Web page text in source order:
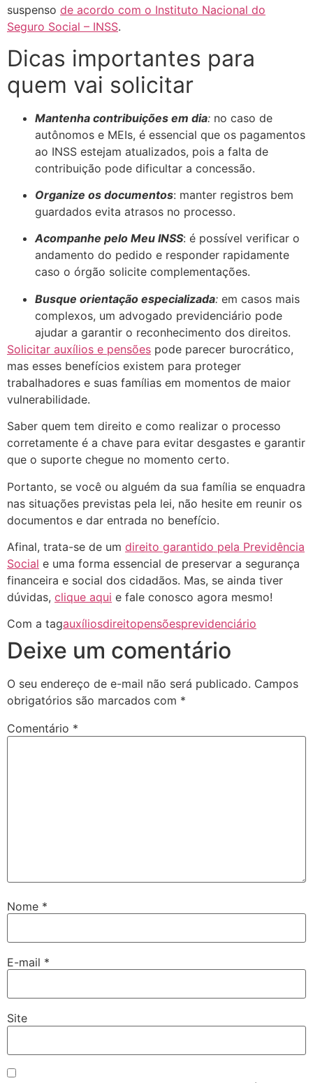
suspenso de acordo com o Instituto Nacional do
Seguro Social – INSS.
Dicas importantes para
quem vai solicitar
Mantenha contribuições em dia: no caso de
autônomos e MEIs, é essencial que os pagamentos
ao INSS estejam atualizados, pois a falta de
contribuição pode dificultar a concessão.
Organize os documentos: manter registros bem
guardados evita atrasos no processo.
Acompanhe pelo Meu INSS: é possível verificar o
andamento do pedido e responder rapidamente
caso o órgão solicite complementações.
Busque orientação especializada: em casos mais
complexos, um advogado previdenciário pode
ajudar a garantir o reconhecimento dos direitos.
Solicitar auxílios e pensões pode parecer burocrático,
mas esses benefícios existem para proteger
trabalhadores e suas famílias em momentos de maior
vulnerabilidade.
Saber quem tem direito e como realizar o processo
corretamente é a chave para evitar desgastes e garantir
que o suporte chegue no momento certo.
Portanto, se você ou alguém da sua família se enquadra
nas situações previstas pela lei, não hesite em reunir os
documentos e dar entrada no benefício.
Afinal, trata-se de um direito garantido pela Previdência
Social e uma forma essencial de preservar a segurança
financeira e social dos cidadãos. Mas, se ainda tiver
dúvidas, clique aqui e fale conosco agora mesmo!
Com a tagauxíliosdireitopensõesprevidenciário
Deixe um comentário
O seu endereço de e-mail não será publicado. Campos
obrigatórios são marcados com *
Comentário *
Nome *
E-mail *
Site